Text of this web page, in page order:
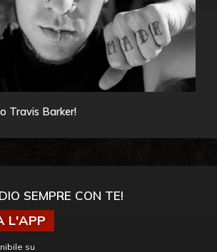
Travis Barker!
SEMPRE CON TE!
L'APP
su